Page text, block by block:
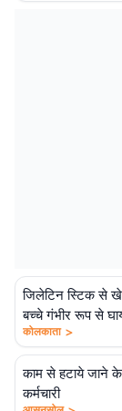
जिलेटिन स्टिक से
बच्चे गंभीर रूप से
कोलकाता >
काम से हटाये जाने
कर्मचारी